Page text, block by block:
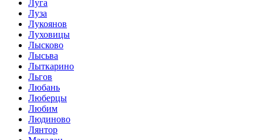
Луга
Луза
Лукоянов
Луховицы
Лысково
Лысьва
Лыткарино
Льгов
Любань
Люберцы
Любим
Людиново
Лянтор